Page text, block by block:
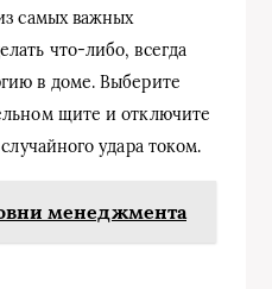
самых важных
что-либо, всегда
в доме. Выберите
щите и отключите
удара током.
менеджмента